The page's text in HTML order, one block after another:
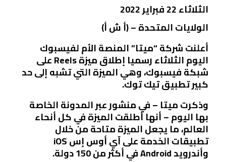
الثلاثاء 22 فبراير 2022
الولايات المتحدة – (أ ش أ)
أعلنت شركة “ميتا” المنصة الأم لفيسبوك
اليوم الثلاثاء رسميا إطلاق ميزة Reels على
شبكة فيسبوك، وهي الميزة التي تشبه إلى حد
كبير تطبيق تيك توك.
وذكرت ميتا – في منشور عبر المدونة الخاصة
بها اليوم – أنها أطلقت الميزة في كل أنحاء
العالم، ما يجعل الميزة متاحة من خلال
تطبيقات الخدمة على آي أوس إس iOS
وأندرويد Android في أكثر من 150 دولة.